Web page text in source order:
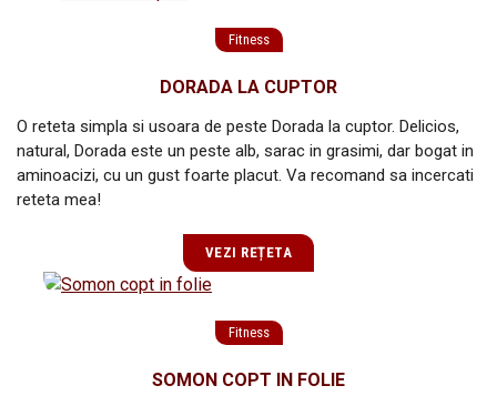
Fitness
DORADA LA CUPTOR
O reteta simpla si usoara de peste Dorada la cuptor. Delicios,
natural, Dorada este un peste alb, sarac in grasimi, dar bogat in
aminoacizi, cu un gust foarte placut. Va recomand sa incercati
reteta mea!
VEZI REȚETA
Fitness
SOMON COPT IN FOLIE